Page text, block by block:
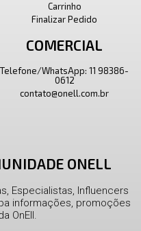
Carrinho
Finalizar Pedido
COMERCIAL
Telefone/WhatsApp: 11 98386-
0612
contato@onell.com.br
ONELL
Especialistas, Influencers
informações, promoções
OnEll.